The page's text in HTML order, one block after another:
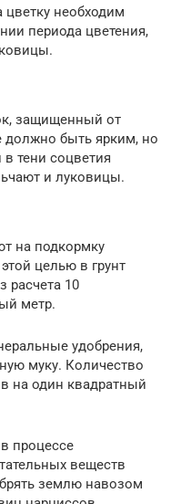
необходим
периода цветения,
защищенный от
должно быть ярким, но
тени соцветия
и луковицы.
на подкормку
целью в грунт
расчета 10
метр.
удобрения,
муку. Количество
на один квадратный
процессе
веществ
землю навозом